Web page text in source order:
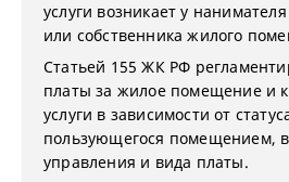
услуги возникает у
или собственника жилого
Статьей 155 ЖК РФ
платы за жилое помещение и
услуги в зависимости от
пользующегося помещением,
управления и вида платы.